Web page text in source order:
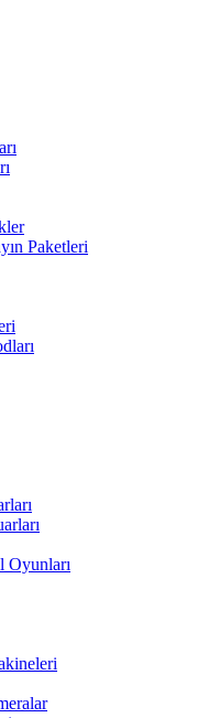
Paketleri
Oyunları